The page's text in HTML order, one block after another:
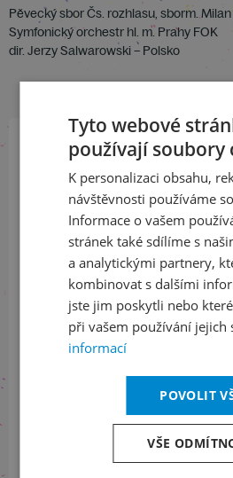
Pěvecký sbor Čs. rozhlasu, sborm.
Symfonický orchestr hl. m. Prahy FOK
dir. Jerzy Salwarowski – Polsko
Přihlaste se k
a buďte jako
ODEBÍRAT
Sledujte nás na
Informace o stavu
Tyto webové
používají soubory
K personalizaci obsahu,
návštěvnosti používáme
Informace o vašem
stránek také sdílíme s
a analytickými partnery,
kombinovat s dalšími
jste jim poskytli nebo
při vašem používání jejich
informací
POVOLIT
VŠE